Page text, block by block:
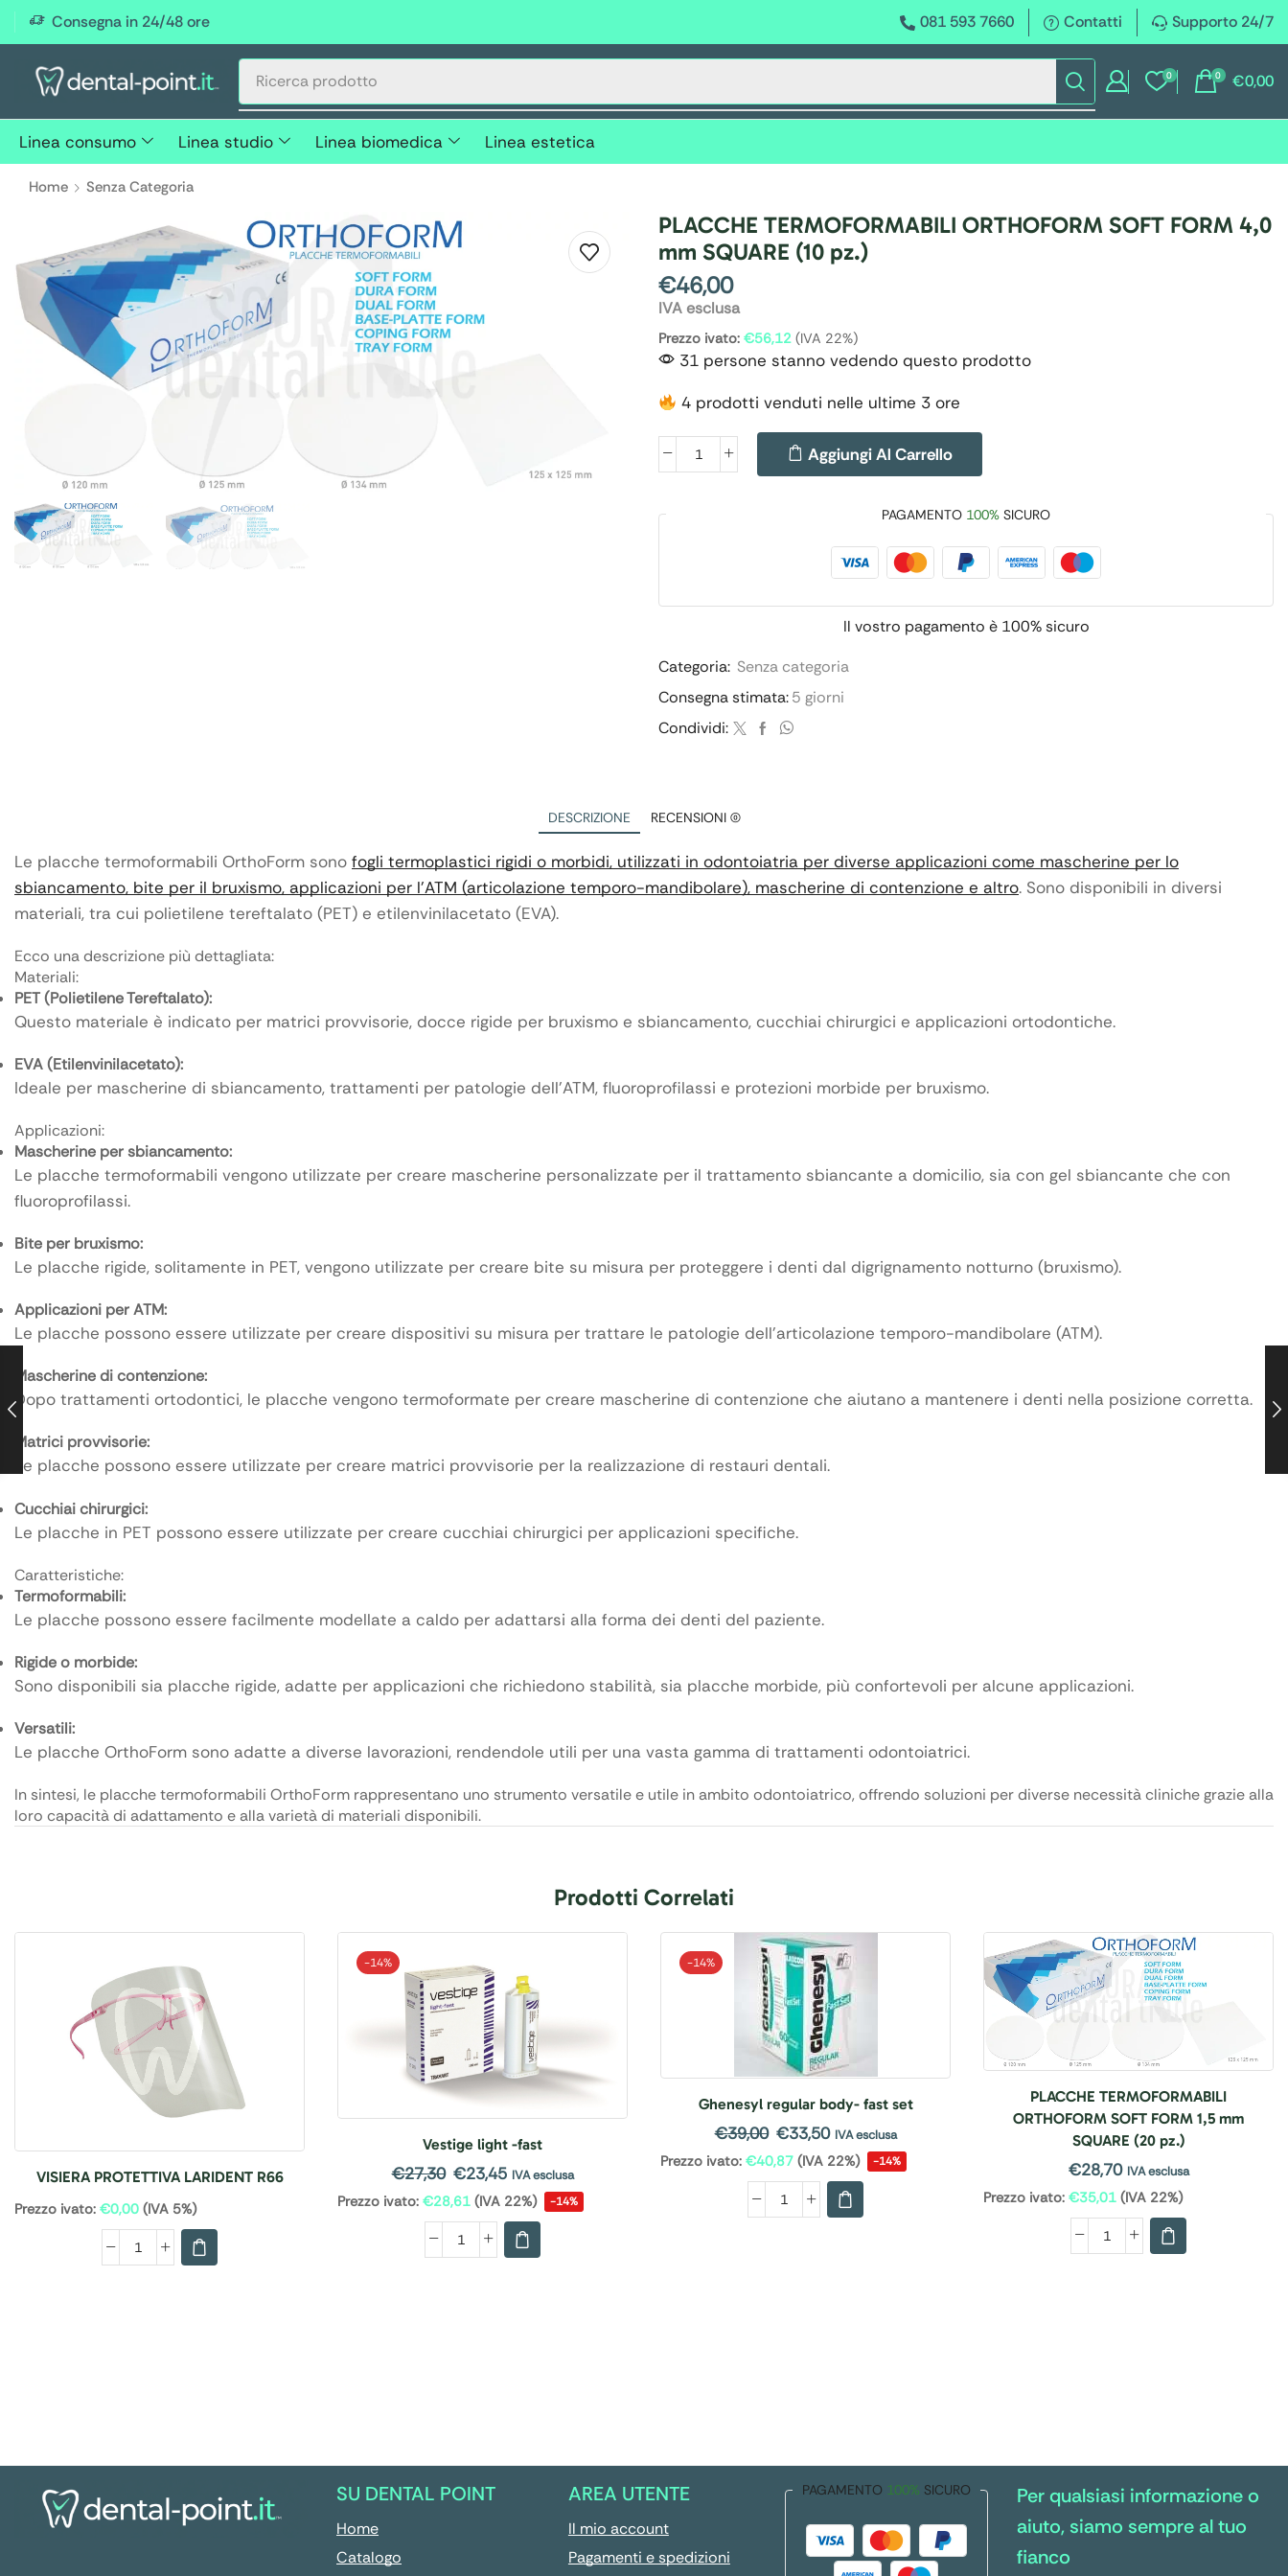
Consegna in 24/48 ore 081 593 7660 Contatti Supporto 24/7
0 0 €0,00
Linea consumo Linea studio Linea biomedica Linea estetica
Home Senza Categoria
PLACCHE TERMOFORMABILI ORTHOFORM SOFT FORM 4,0
mm SQUARE (10 pz.)
€46,00
IVA esclusa
Prezzo ivato: €56,12 (IVA 22%)
31 persone stanno vedendo questo prodotto
4 prodotti venduti nelle ultime 3 ore
Aggiungi Al Carrello
PAGAMENTO 100% SICURO
Il vostro pagamento è 100% sicuro
Categoria: Senza categoria
Consegna stimata:5 giorni
Condividi:
DESCRIZIONE RECENSIONI (0)
Le placche termoformabili OrthoForm sono fogli termoplastici rigidi o morbidi, utilizzati in odontoiatria per diverse applicazioni come mascherine per lo
sbiancamento, bite per il bruxismo, applicazioni per l’ATM (articolazione temporo-mandibolare), mascherine di contenzione e altro. Sono disponibili in diversi
materiali, tra cui polietilene tereftalato (PET) e etilenvinilacetato (EVA).
Ecco una descrizione più dettagliata:
Materiali:
PET (Polietilene Tereftalato):
Questo materiale è indicato per matrici provvisorie, docce rigide per bruxismo e sbiancamento, cucchiai chirurgici e applicazioni ortodontiche.
EVA (Etilenvinilacetato):
Ideale per mascherine di sbiancamento, trattamenti per patologie dell’ATM, fluoroprofilassi e protezioni morbide per bruxismo.
Applicazioni:
Mascherine per sbiancamento:
Le placche termoformabili vengono utilizzate per creare mascherine personalizzate per il trattamento sbiancante a domicilio, sia con gel sbiancante che con
fluoroprofilassi.
Bite per bruxismo:
Le placche rigide, solitamente in PET, vengono utilizzate per creare bite su misura per proteggere i denti dal digrignamento notturno (bruxismo).
Applicazioni per ATM:
Le placche possono essere utilizzate per creare dispositivi su misura per trattare le patologie dell’articolazione temporo-mandibolare (ATM).
Mascherine di contenzione:
Dopo trattamenti ortodontici, le placche vengono termoformate per creare mascherine di contenzione che aiutano a mantenere i denti nella posizione corretta.
Matrici provvisorie:
Le placche possono essere utilizzate per creare matrici provvisorie per la realizzazione di restauri dentali.
Cucchiai chirurgici:
Le placche in PET possono essere utilizzate per creare cucchiai chirurgici per applicazioni specifiche.
Caratteristiche:
Termoformabili:
Le placche possono essere facilmente modellate a caldo per adattarsi alla forma dei denti del paziente.
Rigide o morbide:
Sono disponibili sia placche rigide, adatte per applicazioni che richiedono stabilità, sia placche morbide, più confortevoli per alcune applicazioni.
Versatili:
Le placche OrthoForm sono adatte a diverse lavorazioni, rendendole utili per una vasta gamma di trattamenti odontoiatrici.
In sintesi, le placche termoformabili OrthoForm rappresentano uno strumento versatile e utile in ambito odontoiatrico, offrendo soluzioni per diverse necessità cliniche grazie alla
loro capacità di adattamento e alla varietà di materiali disponibili.
Prodotti Correlati
VISIERA PROTETTIVA LARIDENT R66
Prezzo ivato: €0,00 (IVA 5%)
-14%
Vestige light -fast
€27,30 €23,45 IVA esclusa
Prezzo ivato: €28,61 (IVA 22%) -14%
-14%
Ghenesyl regular body- fast set
€39,00 €33,50 IVA esclusa
Prezzo ivato: €40,87 (IVA 22%) -14%
PLACCHE TERMOFORMABILI
ORTHOFORM SOFT FORM 1,5 mm
SQUARE (20 pz.)
€28,70 IVA esclusa
Prezzo ivato: €35,01 (IVA 22%)
SU DENTAL POINT
Home
Catalogo
AREA UTENTE
Il mio account
Pagamenti e spedizioni
PAGAMENTO 100% SICURO
Per qualsiasi informazione o
aiuto, siamo sempre al tuo
fianco